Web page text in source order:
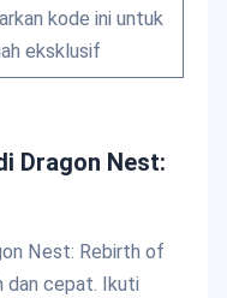
kode ini untuk
eksklusif
Dragon Nest:
Nest: Rebirth of
dan cepat. Ikuti